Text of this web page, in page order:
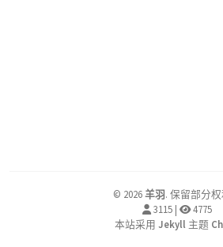
© 2026 羊羽. 保留部分权
3115 |
4775
本站采用 Jekyll 主题